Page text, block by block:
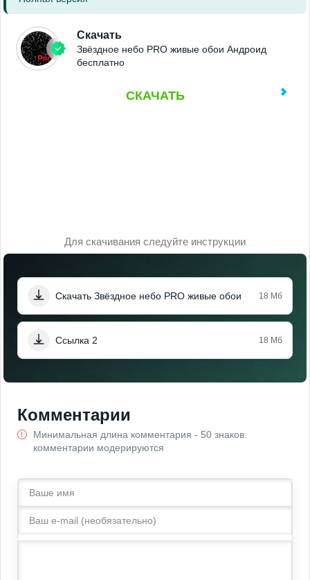
Скачать
Звёздное небо PRO живые обои Андроид
бесплатно
СКАЧАТЬ
Для скачивания следуйте инструкции
Скачать Звёздное небо PRO живые обои 18 Мб
Ссылка 2 18 Мб
Комментарии
Минимальная длина комментария - 50 знаков.
комментарии модерируются